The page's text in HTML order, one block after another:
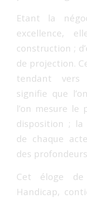
Etant la
excellence,
construction ;
de projection.
tendant vers
signifie que
l’on mesure le
disposition ; la
de chaque
des
Cet éloge
Handicap,